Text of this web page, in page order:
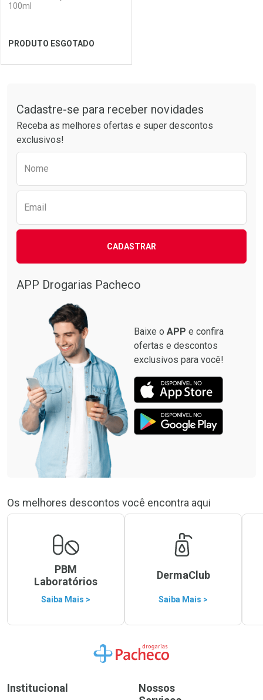
100ml
PRODUTO ESGOTADO
Laboratório
Por Menos
Cadastre-se para receber novidades
Receba as melhores ofertas e super descontos
exclusivos!
Nome
Email
CADASTRAR
APP Drogarias Pacheco
Baixe o APP e confira
ofertas e descontos
exclusivos para você!
Os melhores descontos você encontra aqui
PBM
Laboratórios
Saiba Mais >
DermaClub
Saiba Mais >
Ir para a Home
Institucional
Nossos